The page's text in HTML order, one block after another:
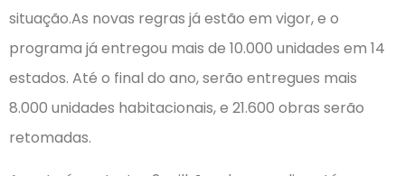
situação.As novas regras já estão em vigor, e o
programa já entregou mais de 10.000 unidades em 14
estados. Até o final do ano, serão entregues mais
8.000 unidades habitacionais, e 21.600 obras serão
retomadas.